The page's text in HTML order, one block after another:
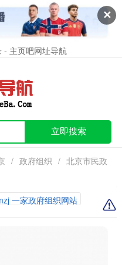
✕
- 主页吧网址导航
立即搜索
/ 政府组织 / 北京市民政
一家政府组织网站